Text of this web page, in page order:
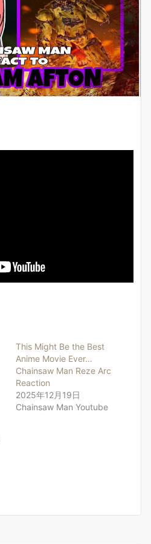
This Might Be the Best
Anime Movie Ever…
Chainsaw Man Reze Arc
Reaction
2025年12月19日
Chainsaw Man Youtube